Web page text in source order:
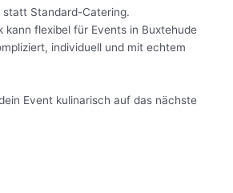
Standard-Catering.
kann flexibel für Events in Buxtehude
individuell und mit echtem
Event kulinarisch auf das nächste